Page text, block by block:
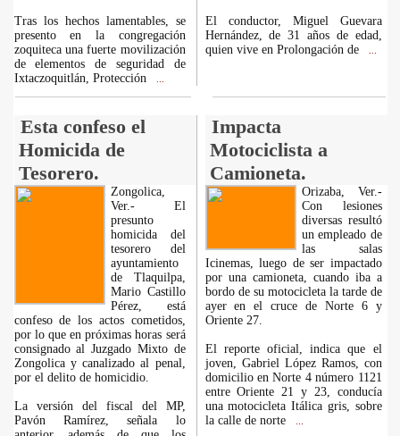
Tras los hechos lamentables, se
presento en la congregación
zoquiteca una fuerte movilización
de elementos de seguridad de
Ixtaczoquitlán, Protección
El conductor, Miguel Guevara
Hernández, de 31 años de edad,
quien vive en Prolongación de
Esta confeso el
Homicida de
Tesorero.
Impacta
Motociclista a
Camioneta.
Zongolica,
Ver.- El
presunto
homicida del
tesorero del
ayuntamiento
de Tlaquilpa,
Mario Castillo
Pérez, está
confeso de los actos cometidos,
por lo que en próximas horas será
consignado al Juzgado Mixto de
Zongolica y canalizado al penal,
por el delito de homicidio.
La versión del fiscal del MP,
Pavón Ramírez, señala lo
Orizaba, Ver.-
Con lesiones
diversas resultó
un empleado de
las salas
Icinemas, luego de ser impactado
por una camioneta, cuando iba a
bordo de su motocicleta la tarde de
ayer en el cruce de Norte 6 y
Oriente 27.
El reporte oficial, indica que el
joven, Gabriel López Ramos, con
domicilio en Norte 4 número 1121
entre Oriente 21 y 23, conducía
una motocicleta Itálica gris, sobre
la calle de norte